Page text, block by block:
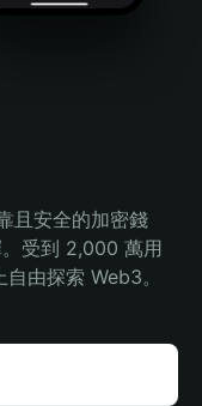
且安全的加密錢
受到 2,000 萬用
由探索 Web3。